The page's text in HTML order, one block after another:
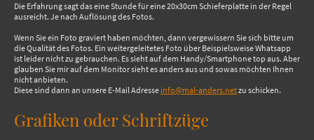
Die Erfahrung sagt das eine Stunde für eine 20x30cm Schieferplatte in der Regel
ausreicht. Je nach Auflösung des Fotos.
Wenn Sie ein Foto graviert haben möchten, dann vergewissern Sie sich bitte um
die Qualität des Fotos. Ein weitergeleitetes Foto über Beispielsweise Whatsapp
ist leider nicht zu gebrauchen. Es sieht auf dem Handy/Smartphone top aus. Aber
glauben Sie mir auf dem Monitor sieht es anders aus und sowas möchten Ihnen
nicht anbieten.
Diese sind dann an unsere E-Mail Adresse info@mal-anders.netzu schicken.
Grafiken oder Schriftzüge